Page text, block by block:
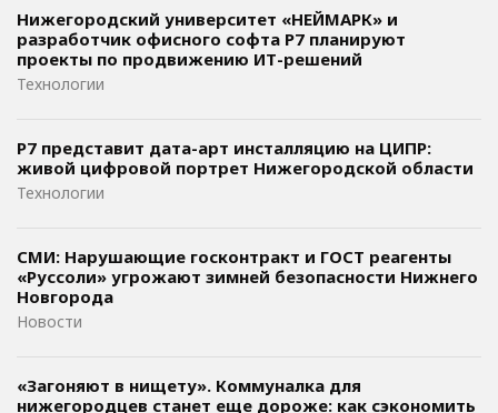
Нижегородский университет «НЕЙМАРК» и
разработчик офисного софта P7 планируют
проекты по продвижению ИТ-решений
Технологии
Р7 представит дата-арт инсталляцию на ЦИПР:
живой цифровой портрет Нижегородской области
Технологии
СМИ: Нарушающие госконтракт и ГОСТ реагенты
«Руссоли» угрожают зимней безопасности Нижнего
Новгорода
Новости
«Загоняют в нищету». Коммуналка для
нижегородцев станет еще дороже: как сэкономить